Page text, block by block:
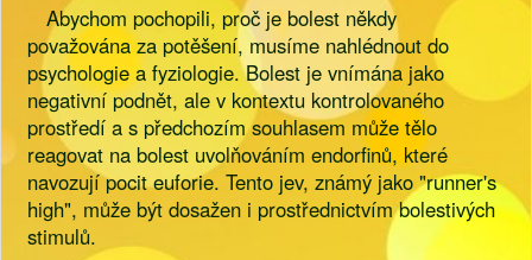
Abychom pochopili, proč je bolest někdy
považována za potěšení, musíme nahlédnout do
psychologie a fyziologie. Bolest je vnímána jako
negativní podnět, ale v kontextu kontrolovaného
prostředí a s předchozím souhlasem může tělo
reagovat na bolest uvolňováním endorfinů, které
navozují pocit euforie. Tento jev, známý jako "runner's
high", může být dosažen i prostřednictvím bolestivých
stimulů.